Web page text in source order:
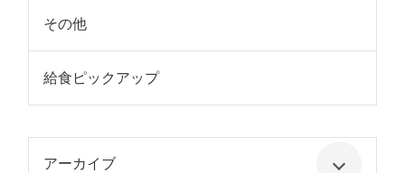
その他
給食ピックアップ
アーカイブ